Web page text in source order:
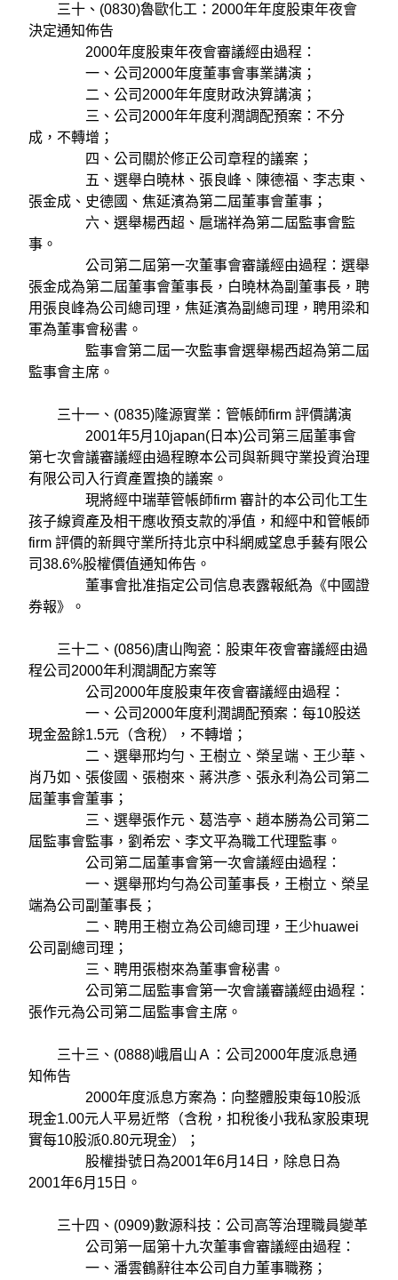
三十、(0830)魯歐化工：2000年年度股東年夜會
決定通知佈告
2000年度股東年夜會審議經由過程：
一、公司2000年度董事會事業講演；
二、公司2000年年度財政決算講演；
三、公司2000年年度利潤調配預案：不分
成，不轉增；
四、公司關於修正公司章程的議案；
五、選舉白曉林、張良峰、陳德福、李志東、
張金成、史德國、焦延濱為第二屆董事會董事；
六、選舉楊西超、扈瑞祥為第二屆監事會監
事。
公司第二屆第一次董事會審議經由過程：選舉
張金成為第二屆董事會董事長，白曉林為副董事長，聘
用張良峰為公司總司理，焦延濱為副總司理，聘用梁和
軍為董事會秘書。
監事會第二屆一次監事會選舉楊西超為第二屆
監事會主席。
三十一、(0835)隆源實業：管帳師firm 評價講演
2001年5月10japan(日本)公司第三屆董事會
第七次會議審議經由過程瞭本公司與新興守業投資治理
有限公司入行資產置換的議案。
現將經中瑞華管帳師firm 審計的本公司化工生
孩子線資產及相干應收預支款的凈值，和經中和管帳師
firm 評價的新興守業所持北京中科網威望息手藝有限公
司38.6%股權價值通知佈告。
董事會批准指定公司信息表露報紙為《中國證
券報》。
三十二、(0856)唐山陶瓷：股東年夜會審議經由過
程公司2000年利潤調配方案等
公司2000年度股東年夜會審議經由過程：
一、公司2000年度利潤調配預案：每10股送
現金盈餘1.5元（含稅），不轉增；
二、選舉邢均勻、王樹立、榮呈端、王少華、
肖乃如、張俊國、張樹來、蔣洪彥、張永利為公司第二
屆董事會董事；
三、選舉張作元、葛浩亭、趙本勝為公司第二
屆監事會監事，劉希宏、李文平為職工代理監事。
公司第二屆董事會第一次會議經由過程：
一、選舉邢均勻為公司董事長，王樹立、榮呈
端為公司副董事長；
二、聘用王樹立為公司總司理，王少huawei
公司副總司理；
三、聘用張樹來為董事會秘書。
公司第二屆監事會第一次會議審議經由過程：
張作元為公司第二屆監事會主席。
三十三、(0888)峨眉山Ａ：公司2000年度派息通
知佈告
2000年度派息方案為：向整體股東每10股派
現金1.00元人平易近幣（含稅，扣稅後小我私家股東現
實每10股派0.80元現金）；
股權掛號日為2001年6月14日，除息日為
2001年6月15日。
三十四、(0909)數源科技：公司高等治理職員變革
公司第一屆第十九次董事會審議經由過程：
一、潘雲鶴辭往本公司自力董事職務；